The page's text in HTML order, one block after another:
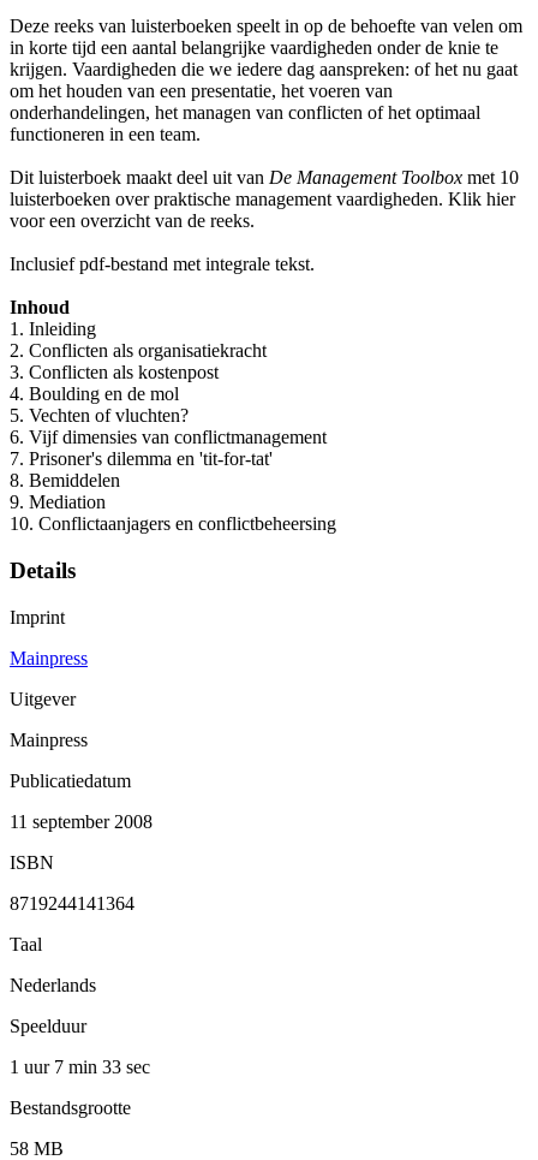
Deze reeks van luisterboeken speelt in op de behoefte van velen om
in korte tijd een aantal belangrijke vaardigheden onder de knie te
krijgen. Vaardigheden die we iedere dag aanspreken: of het nu gaat
om het houden van een presentatie, het voeren van
onderhandelingen, het managen van conflicten of het optimaal
functioneren in een team.
Dit luisterboek maakt deel uit van De Management Toolbox met 10
luisterboeken over praktische management vaardigheden. Klik hier
voor een overzicht van de reeks.
Inclusief pdf-bestand met integrale tekst.
Inhoud
1. Inleiding
2. Conflicten als organisatiekracht
3. Conflicten als kostenpost
4. Boulding en de mol
5. Vechten of vluchten?
6. Vijf dimensies van conflictmanagement
7. Prisoner's dilemma en 'tit-for-tat'
8. Bemiddelen
9. Mediation
10. Conflictaanjagers en conflictbeheersing
Details
Imprint
Mainpress
Uitgever
Mainpress
Publicatiedatum
11 september 2008
ISBN
8719244141364
Taal
Nederlands
Speelduur
1 uur 7 min 33 sec
Bestandsgrootte
58 MB